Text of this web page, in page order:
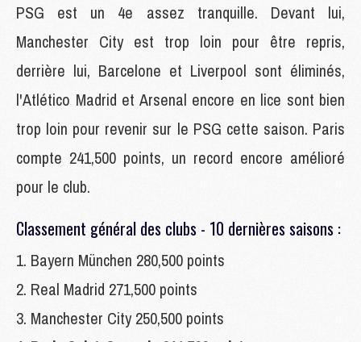
PSG est un 4e assez tranquille. Devant lui,
Manchester City est trop loin pour être repris,
derrière lui, Barcelone et Liverpool sont éliminés,
l'Atlético Madrid et Arsenal encore en lice sont bien
trop loin pour revenir sur le PSG cette saison. Paris
compte 241,500 points, un record encore amélioré
pour le club.
Classement général des clubs - 10 dernières saisons :
1. Bayern München 280,500 points
2. Real Madrid 271,500 points
3. Manchester City 250,500 points